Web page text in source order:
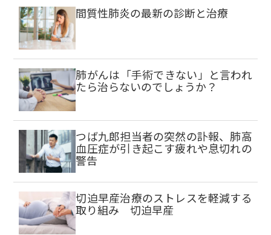
間質性肺炎の最新の診断と治療
肺がんは「手術できない」と言われ
たら治らないのでしょうか？
つば九郎担当者の突然の訃報、肺高
血圧症が引き起こす疲れや息切れの
警告
切迫早産治療のストレスを軽減する
取り組み 切迫早産